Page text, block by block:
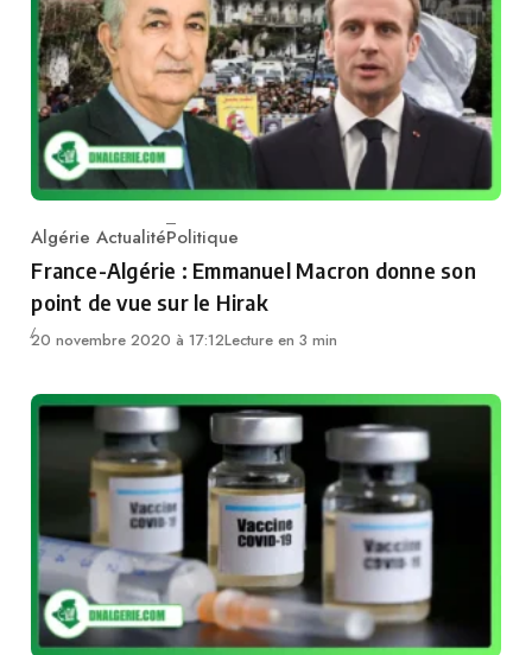
Category
Algérie ActualitéPolitique
France-Algérie : Emmanuel Macron donne son
point de vue sur le Hirak
20 novembre 2020 à 17:12Lecture en 3 min